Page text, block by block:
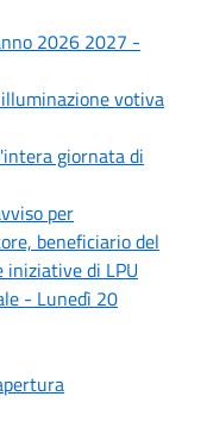
2026 2027 -
votiva
giornata di
per
beneficiario del
di LPU
- Lunedì 20